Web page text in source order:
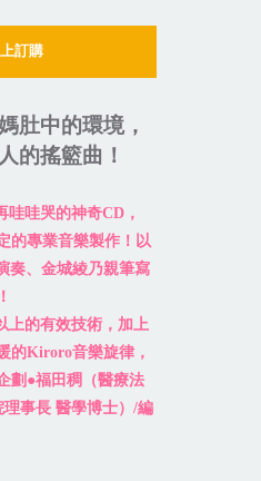
訂購
肚中的環境，
的搖籃曲！
哇哇哭的神奇CD，
的專業音樂製作！以
奏、金城綾乃親筆寫
上的有效技術，加上
的Kiroro音樂旋律，
劃●福田稠（醫療法
理事長 醫學博士） /編